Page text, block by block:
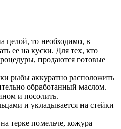
целой, то необходимо, в
ее на куски. Для тех, кто
продаются готовые
рыбы аккуратно расположить
обработанный маслом.
и посолить.
и укладывается на стейки
терке помельче, кожура